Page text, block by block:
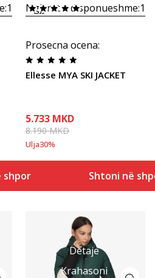
1 Ngjyrat e disponueshme:1
Prosecna ocena:
Ellesse MYA SKI JACKET
5.733 MKD
8.190MKD
Ulja30%
Shtoni në
Detaje
Krahasoni